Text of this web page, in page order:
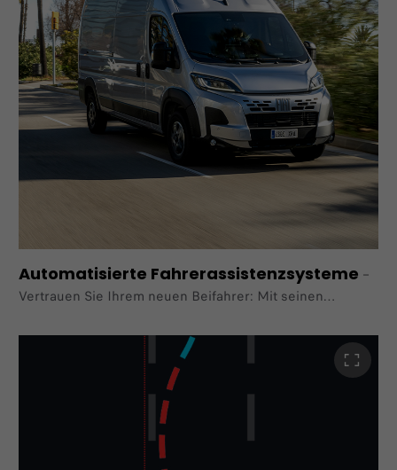
fahren"
verfügbar.
Automatisierte Fahrerassistenzsysteme –
Vertrauen Sie Ihrem neuen Beifahrer: Mit seinen
zu Ihrem Co-Piloten
und ermöglicht optional teilautomatisiertes Fahren (Stufe